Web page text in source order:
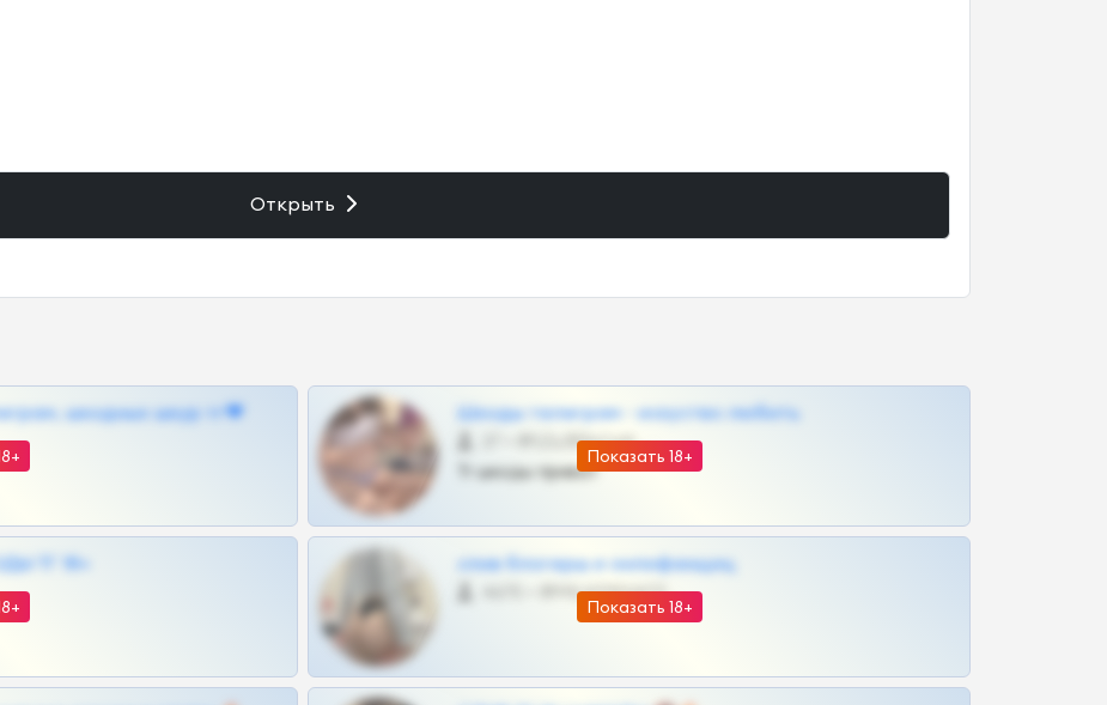
Открыть
шкодных шкур тг❤
Показать 18+
Шкоды телеграм - искуство любить
@SZu3ll3sCatt_bot
Тг шкоды приват
ТГ 18+
Показать 18+
слив блогерш и онлифанщиц
@MILKPRIVATES39BOT